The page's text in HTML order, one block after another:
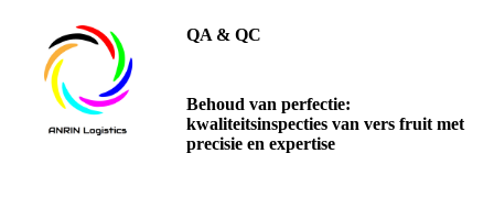
QA & QC
Behoud van perfectie:
kwaliteitsinspecties van vers fruit met
precisie en expertise